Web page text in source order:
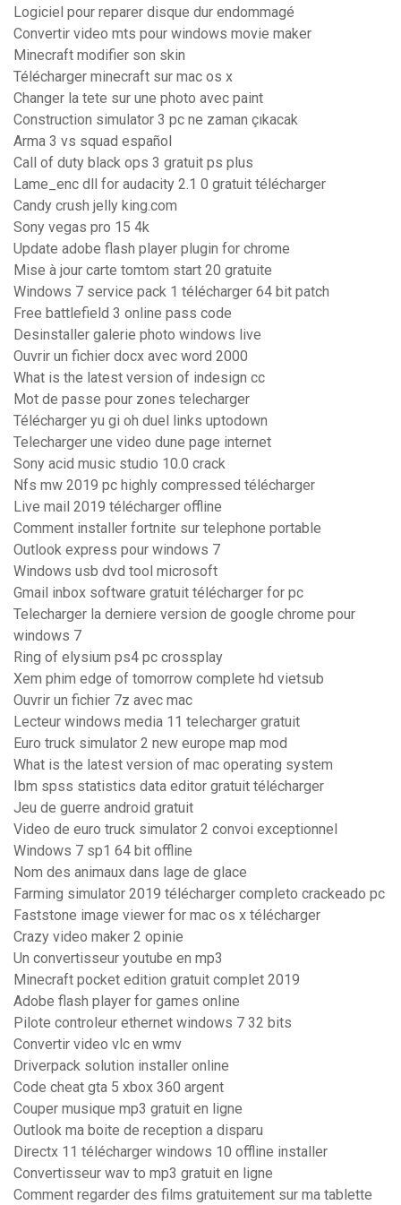
Logiciel pour reparer disque dur endommagé
Convertir video mts pour windows movie maker
Minecraft modifier son skin
Télécharger minecraft sur mac os x
Changer la tete sur une photo avec paint
Construction simulator 3 pc ne zaman çıkacak
Arma 3 vs squad español
Call of duty black ops 3 gratuit ps plus
Lame_enc dll for audacity 2.1 0 gratuit télécharger
Candy crush jelly king.com
Sony vegas pro 15 4k
Update adobe flash player plugin for chrome
Mise à jour carte tomtom start 20 gratuite
Windows 7 service pack 1 télécharger 64 bit patch
Free battlefield 3 online pass code
Desinstaller galerie photo windows live
Ouvrir un fichier docx avec word 2000
What is the latest version of indesign cc
Mot de passe pour zones telecharger
Télécharger yu gi oh duel links uptodown
Telecharger une video dune page internet
Sony acid music studio 10.0 crack
Nfs mw 2019 pc highly compressed télécharger
Live mail 2019 télécharger offline
Comment installer fortnite sur telephone portable
Outlook express pour windows 7
Windows usb dvd tool microsoft
Gmail inbox software gratuit télécharger for pc
Telecharger la derniere version de google chrome pour
windows 7
Ring of elysium ps4 pc crossplay
Xem phim edge of tomorrow complete hd vietsub
Ouvrir un fichier 7z avec mac
Lecteur windows media 11 telecharger gratuit
Euro truck simulator 2 new europe map mod
What is the latest version of mac operating system
Ibm spss statistics data editor gratuit télécharger
Jeu de guerre android gratuit
Video de euro truck simulator 2 convoi exceptionnel
Windows 7 sp1 64 bit offline
Nom des animaux dans lage de glace
Farming simulator 2019 télécharger completo crackeado pc
Faststone image viewer for mac os x télécharger
Crazy video maker 2 opinie
Un convertisseur youtube en mp3
Minecraft pocket edition gratuit complet 2019
Adobe flash player for games online
Pilote controleur ethernet windows 7 32 bits
Convertir video vlc en wmv
Driverpack solution installer online
Code cheat gta 5 xbox 360 argent
Couper musique mp3 gratuit en ligne
Outlook ma boite de reception a disparu
Directx 11 télécharger windows 10 offline installer
Convertisseur wav to mp3 gratuit en ligne
Comment regarder des films gratuitement sur ma tablette